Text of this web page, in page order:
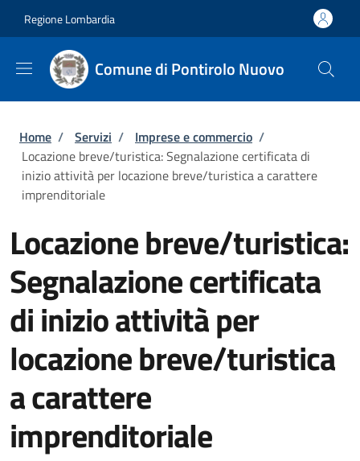
Regione Lombardia
Comune di Pontirolo Nuovo
Briciole di pane
Home / Servizi / Imprese e commercio /
Locazione breve/turistica: Segnalazione certificata di
inizio attività per locazione breve/turistica a carattere
imprenditoriale
Locazione breve/turistica:
Segnalazione certificata
di inizio attività per
locazione breve/turistica
a carattere
imprenditoriale